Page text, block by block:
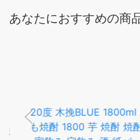
あなたにおすすめの商
用 父の日 2021 1ケース